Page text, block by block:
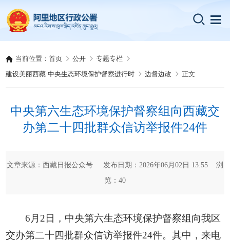
当前位置：首页 公开
专题专栏
建设美丽西藏·中央生态环境保护督察进行时
边督边改 正文
中央第六生态环境保护督察组向西藏交
办第二十四批群众信访举报件24件
文章来源：西藏日报公众号 发布日期：2026年06月02日 13:55 浏
览： 40
6月2日，中央第六生态环境保护督察组向我区
交办第二十四批群众信访举报件24件。其中，来电